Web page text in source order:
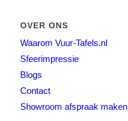
OVER ONS
Waarom Vuur-Tafels.nl
Sfeerimpressie
Blogs
Contact
Showroom afspraak maken